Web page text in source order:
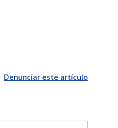
Denunciar este artículo